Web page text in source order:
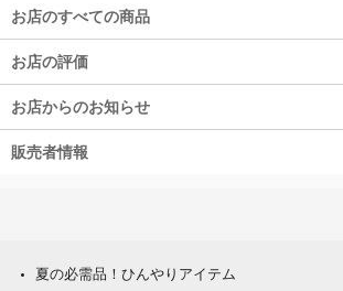
お店のすべての商品
お店の評価
お店からのお知らせ
販売者情報
夏の必需品！ひんやりアイテム